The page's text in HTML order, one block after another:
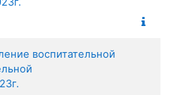
воспитательной